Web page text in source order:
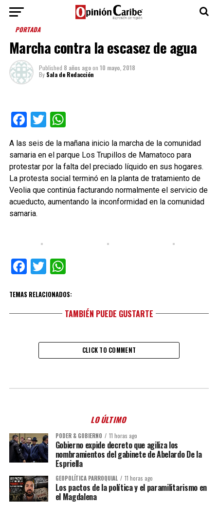
PORTADA
Marcha contra la escasez de agua
Published 8 años agoon 10 mayo, 2018
By Sala de Redacción
Facebook
TwitterWhatsApp
A las seis de la mañana inicio la marcha de la comunidad
samaria en el parque Los Trupillos de Mamatoco para
protestar por la falta del preciado líquido en sus hogares.
La protesta social terminó en la planta de tratamiento de
Veolia que continúa facturando normalmente el servicio de
acueducto, aumentando la inconformidad en la comunidad
samaria.
Facebook
TwitterWhatsApp
TEMAS RELACIONADOS:
TAMBIÉN PUEDE GUSTARTE
CLICK TO COMMENT
LO ÚLTIMO
PODER & GOBIERNO 11 horas ago
Gobierno expide decreto que agiliza los
nombramientos del gabinete de Abelardo De la
Espriella
GEOPOLÍTICA PARROQUIAL 11 horas ago
Los pactos de la política y el paramilitarismo en
el Magdalena